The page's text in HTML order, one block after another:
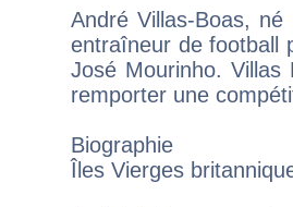
André Villas-Boas,
entraîneur de football
José Mourinho.
remporter une
Biographie
Îles Vierges